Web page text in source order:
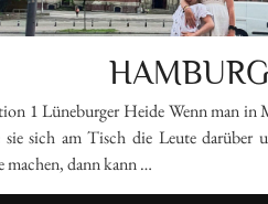
1 Lüneburger Heide Wenn man in
sich am Tisch die Leute darüber
machen, dann kann …